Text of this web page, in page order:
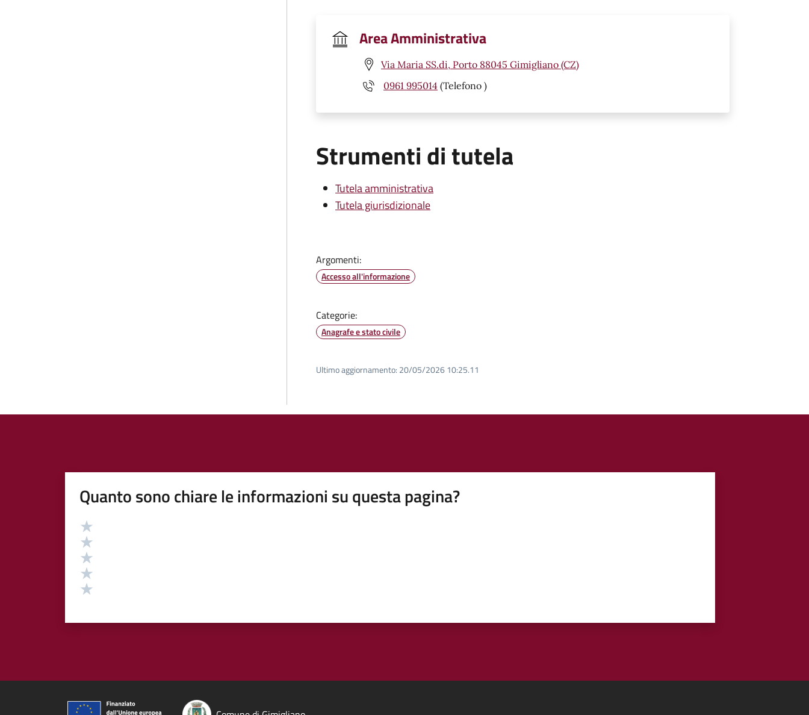
Area Amministrativa
Via Maria SS.di, Porto 88045 Gimigliano (CZ)
0961 995014 (Telefono )
Strumenti di tutela
Tutela amministrativa
Tutela giurisdizionale
Argomenti:
Accesso all'informazione
Categorie:
Anagrafe e stato civile
Ultimo aggiornamento: 20/05/2026 10:25.11
Quanto sono chiare le informazioni su questa pagina?
Valutazione